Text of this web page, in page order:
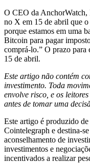
O CEO da
no X em 15 de abril que
porque estamos em uma
Bitcoin para pagar
comprá-lo.” O prazo para
15 de abril.
Este artigo não contém
investimento. Toda
envolve risco, e os
antes de tomar uma
Este artigo é produzido
Cointelegraph e destina-
aconselhamento de
investimentos e
incentivados a realizar